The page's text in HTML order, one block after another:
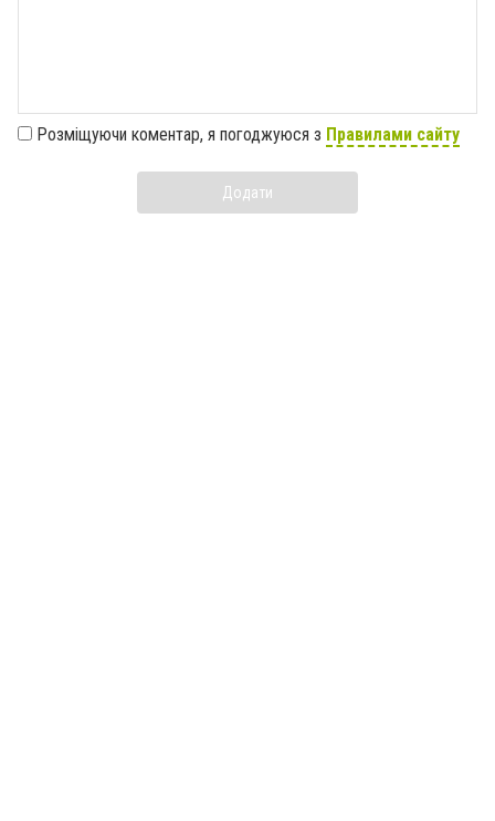
Розміщуючи коментар, я погоджуюся з Правилами сайту
Додати